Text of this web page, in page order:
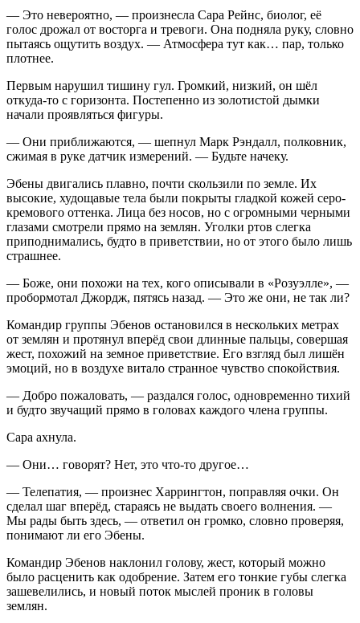
— Это невероятно, — произнесла Сара Рейнс, биолог, её
голос дрожал от восторга и тревоги. Она подняла руку, словно
пытаясь ощутить воздух. — Атмосфера тут как… пар, только
плотнее.
Первым нарушил тишину гул. Громкий, низкий, он шёл
откуда-то с горизонта. Постепенно из золотистой дымки
начали проявляться фигуры.
— Они приближаются, — шепнул Марк Рэндалл, полковник,
сжимая в руке датчик измерений. — Будьте начеку.
Эбены двигались плавно, почти скользили по земле. Их
высокие, худощавые тела были покрыты гладкой кожей серо-
кремового оттенка. Лица без носов, но с огромными черными
глазами смотрели прямо на землян. Уголки ртов слегка
приподнимались, будто в приветствии, но от этого было лишь
страшнее.
— Боже, они похожи на тех, кого описывали в «Розуэлле», —
пробормотал Джордж, пятясь назад. — Это же они, не так ли?
Командир группы Эбенов остановился в нескольких метрах
от землян и протянул вперёд свои длинные пальцы, совершая
жест, похожий на земное приветствие. Его взгляд был лишён
эмоций, но в воздухе витало странное чувство спокойствия.
— Добро пожаловать, — раздался голос, одновременно тихий
и будто звучащий прямо в головах каждого члена группы.
Сара ахнула.
— Они… говорят? Нет, это что-то другое…
— Телепатия, — произнес Харрингтон, поправляя очки. Он
сделал шаг вперёд, стараясь не выдать своего волнения. —
Мы рады быть здесь, — ответил он громко, словно проверяя,
понимают ли его Эбены.
Командир Эбенов наклонил голову, жест, который можно
было расценить как одобрение. Затем его тонкие губы слегка
зашевелились, и новый поток мыслей проник в головы
землян.